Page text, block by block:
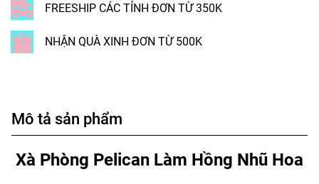
FREESHIP CÁC TỈNH ĐƠN TỪ 350K
NHẬN QUÀ XINH ĐƠN TỪ 500K
Mô tả sản phẩm
Xà Phòng Pelican Làm Hồng Nhũ Hoa